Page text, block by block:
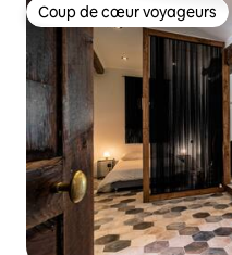
Coup de cœur voyageurs
Coup de cœur voyageurs